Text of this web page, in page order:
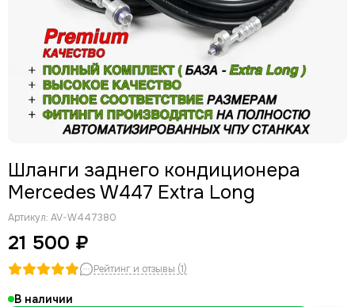
Шланги заднего кондиционера
Mercedes W447 Extra Long
Артикул: AV-W447380
21 500 ₽
Рейтинг и отзывы (1)
В наличии